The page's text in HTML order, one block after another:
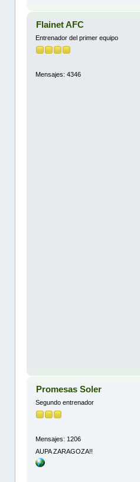
Flainet AFC
Entrenador del primer equipo
Mensajes: 4346
Promesas Soler
Segundo entrenador
Mensajes: 1206
AUPA ZARAGOZA!!